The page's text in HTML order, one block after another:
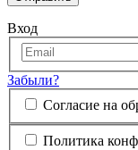
Вход
Забыли?
Согласие на
Политика